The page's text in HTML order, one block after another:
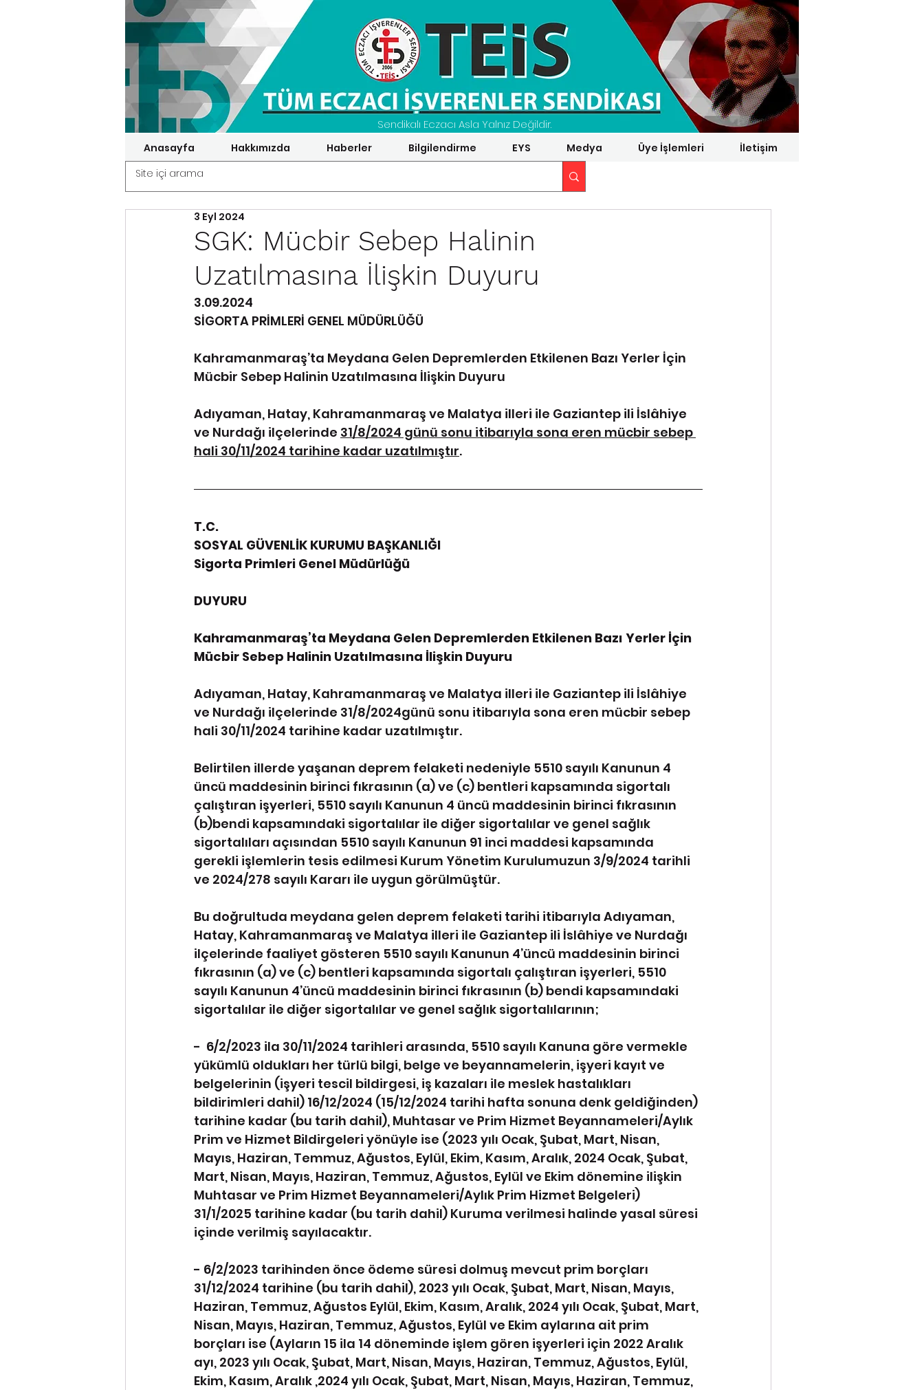
Sendikalı Eczacı Asla Yalnız Değildir.
Anasayfa Hakkımızda Haberler Bilgilendirme EYS Medya Üye İşlemleri İletişim
SGK: Mücbir Sebep Halinin
Uzatılmasına İlişkin Duyuru
3 Eyl 2024
3.09.2024
SİGORTA PRİMLERİ GENEL MÜDÜRLÜĞÜ
Kahramanmaraş’ta Meydana Gelen Depremlerden Etkilenen Bazı Yerler İçin
Mücbir Sebep Halinin Uzatılmasına İlişkin Duyuru
Adıyaman, Hatay, Kahramanmaraş ve Malatya illeri ile Gaziantep ili İslâhiye
ve Nurdağı ilçelerinde 31/8/2024 günü sonu itibarıyla sona eren mücbir sebep
hali 30/11/2024 tarihine kadar uzatılmıştır.
T.C.
SOSYAL GÜVENLİK KURUMU BAŞKANLIĞI
Sigorta Primleri Genel Müdürlüğü
DUYURU
Kahramanmaraş’ta Meydana Gelen Depremlerden Etkilenen Bazı Yerler İçin
Mücbir Sebep Halinin Uzatılmasına İlişkin Duyuru
Adıyaman, Hatay, Kahramanmaraş ve Malatya illeri ile Gaziantep ili İslâhiye
ve Nurdağı ilçelerinde 31/8/2024günü sonu itibarıyla sona eren mücbir sebep
hali 30/11/2024 tarihine kadar uzatılmıştır.
Belirtilen illerde yaşanan deprem felaketi nedeniyle 5510 sayılı Kanunun 4
üncü maddesinin birinci fıkrasının (a) ve (c) bentleri kapsamında sigortalı
çalıştıran işyerleri, 5510 sayılı Kanunun 4 üncü maddesinin birinci fıkrasının
(b)bendi kapsamındaki sigortalılar ile diğer sigortalılar ve genel sağlık
sigortalıları açısından 5510 sayılı Kanunun 91 inci maddesi kapsamında
gerekli işlemlerin tesis edilmesi Kurum Yönetim Kurulumuzun 3/9/2024 tarihli
ve 2024/278 sayılı Kararı ile uygun görülmüştür.
Bu doğrultuda meydana gelen deprem felaketi tarihi itibarıyla Adıyaman,
Hatay, Kahramanmaraş ve Malatya illeri ile Gaziantep ili İslâhiye ve Nurdağı
ilçelerinde faaliyet gösteren 5510 sayılı Kanunun 4’üncü maddesinin birinci
fıkrasının (a) ve (c) bentleri kapsamında sigortalı çalıştıran işyerleri, 5510
sayılı Kanunun 4’üncü maddesinin birinci fıkrasının (b) bendi kapsamındaki
sigortalılar ile diğer sigortalılar ve genel sağlık sigortalılarının;
-  6/2/2023 ila 30/11/2024 tarihleri arasında, 5510 sayılı Kanuna göre vermekle
yükümlü oldukları her türlü bilgi, belge ve beyannamelerin, işyeri kayıt ve
belgelerinin (işyeri tescil bildirgesi, iş kazaları ile meslek hastalıkları
bildirimleri dahil) 16/12/2024 (15/12/2024 tarihi hafta sonuna denk geldiğinden)
tarihine kadar (bu tarih dahil), Muhtasar ve Prim Hizmet Beyannameleri/Aylık
Prim ve Hizmet Bildirgeleri yönüyle ise (2023 yılı Ocak, Şubat, Mart, Nisan,
Mayıs, Haziran, Temmuz, Ağustos, Eylül, Ekim, Kasım, Aralık, 2024 Ocak, Şubat,
Mart, Nisan, Mayıs, Haziran, Temmuz, Ağustos, Eylül ve Ekim dönemine ilişkin
Muhtasar ve Prim Hizmet Beyannameleri/Aylık Prim Hizmet Belgeleri)
31/1/2025 tarihine kadar (bu tarih dahil) Kuruma verilmesi halinde yasal süresi
içinde verilmiş sayılacaktır.
- 6/2/2023 tarihinden önce ödeme süresi dolmuş mevcut prim borçları
31/12/2024 tarihine (bu tarih dahil), 2023 yılı Ocak, Şubat, Mart, Nisan, Mayıs,
Haziran, Temmuz, Ağustos Eylül, Ekim, Kasım, Aralık, 2024 yılı Ocak, Şubat, Mart,
Nisan, Mayıs, Haziran, Temmuz, Ağustos, Eylül ve Ekim aylarına ait prim
borçları ise (Ayların 15 ila 14 döneminde işlem gören işyerleri için 2022 Aralık
ayı, 2023 yılı Ocak, Şubat, Mart, Nisan, Mayıs, Haziran, Temmuz, Ağustos, Eylül,
Ekim, Kasım, Aralık ,2024 yılı Ocak, Şubat, Mart, Nisan, Mayıs, Haziran, Temmuz,